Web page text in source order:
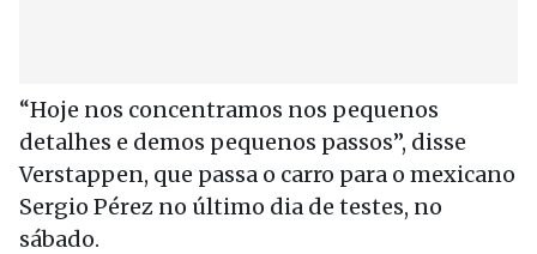
“Hoje nos concentramos nos pequenos
detalhes e demos pequenos passos”, disse
Verstappen, que passa o carro para o mexicano
Sergio Pérez no último dia de testes, no
sábado.